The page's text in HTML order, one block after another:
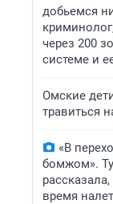
добьемся
через 200
системе и
Омские
травиться
«В
бомжом».
время